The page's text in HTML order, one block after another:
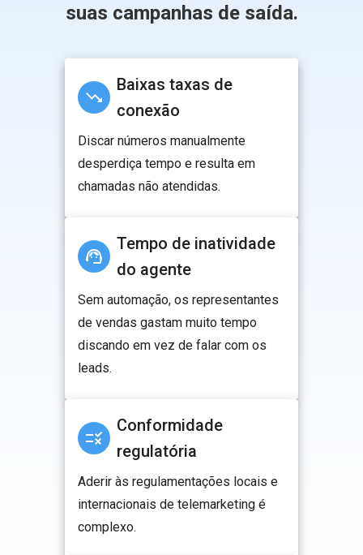
suas campanhas de saída.
Baixas taxas de
conexão
Discar números manualmente
desperdiça tempo e resulta em
chamadas não atendidas.
Tempo de inatividade
do agente
Sem automação, os representantes
de vendas gastam muito tempo
discando em vez de falar com os
leads.
Conformidade
regulatória
Aderir às regulamentações locais e
internacionais de telemarketing é
complexo.